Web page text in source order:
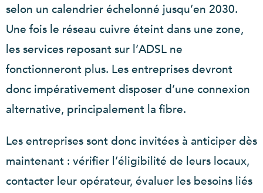
selon un calendrier échelonné jusqu’en 2030.
Une fois le réseau cuivre éteint dans une zone,
les services reposant sur l’ADSL ne
fonctionneront plus. Les entreprises devront
donc impérativement disposer d’une connexion
alternative, principalement la fibre.
Les entreprises sont donc invitées à anticiper dès
maintenant : vérifier l’éligibilité de leurs locaux,
contacter leur opérateur, évaluer les besoins liés